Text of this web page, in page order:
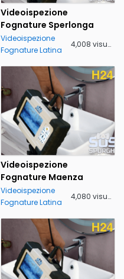
Videoispezione
Fognature Sperlonga
Videoispezione
Fognature Latina
4,008 visualizzazioni
Videoispezione
Fognature Maenza
Videoispezione
Fognature Latina
4,080 visualizzazioni